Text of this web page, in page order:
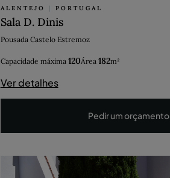
ALENTEJO | PORTUGAL
Sala D. Dinis
Pousada Castelo Estremoz
Capacidade máxima 120Área 182m²
Ver detalhes
Pedir um orçamento